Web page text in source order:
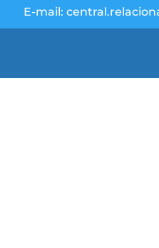
E-mail: